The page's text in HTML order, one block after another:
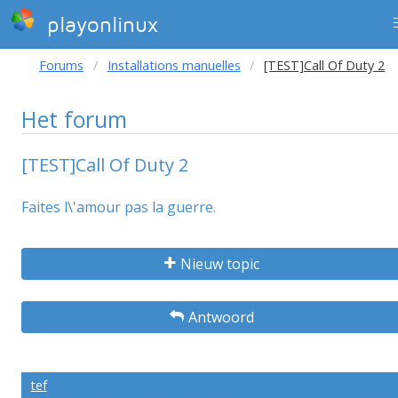
playonlinux
Forums Installations manuelles [TEST]Call Of Duty 2
Het forum
[TEST]Call Of Duty 2
Faites l\'amour pas la guerre.
Nieuw topic
Antwoord
tef